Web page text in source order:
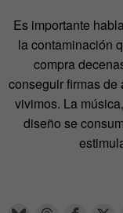
Es importante
la contaminación
compra
conseguir firmas de
vivimos. La
diseño se